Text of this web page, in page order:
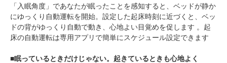
「入眠角度」であなたが眠ったことを感知すると、ベッドが静か
にゆっくり自動運転を開始。設定した起床時刻に近づくと、ベッ
ドの背がゆっくり自動で動き、心地よい目覚めを促します 。起
床の自動運転は専用アプリで簡単にスケジュール設定できます
■眠っているときだけじゃない。起きているときも心地よく